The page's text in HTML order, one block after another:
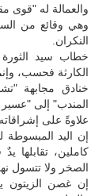
والعمالة له "قوى
وهي وقائع من
النكران.
خطاب سيد
الكارثة فحسب،
خنادق مجابهة
المندب" إلى
علاوةً على
إن اليد المبسوطة
كاملين، تقابلها
الصخر ولا تتسول
إن غصن الزيتون